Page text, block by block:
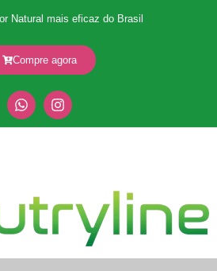
Natural mais eficaz do Brasil
Compre agora